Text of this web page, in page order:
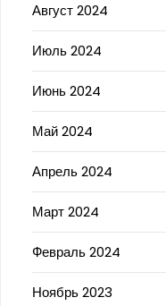
Август 2024
Июль 2024
Июнь 2024
Май 2024
Апрель 2024
Март 2024
Февраль 2024
Ноябрь 2023